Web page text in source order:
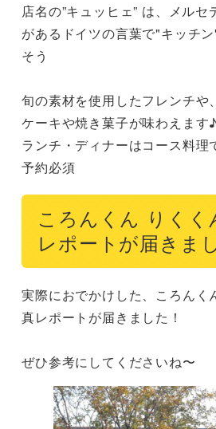
店名の”キュッヒェ” は、メル
があるドイツの言葉で"キッチ
そう
旬の素材を使用したフレンチや
ケーキや焼き菓子が味わえます♪
ランチ・ディナーはコース料理
予約必須
ころんくん りくく
レポートが届きま
実際におでかけした、ころんく
真レポートが届きました！
ぜひ参考にしてくださいね〜